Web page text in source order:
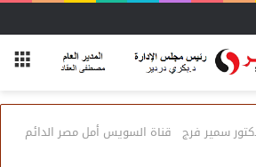
تنطلق بالتصدير”
سمير فرج قناة السويس أمل مصر الدائم